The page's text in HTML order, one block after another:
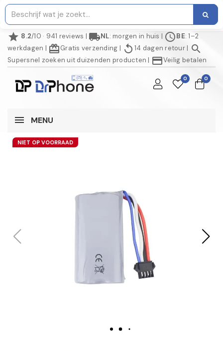
star 8.2/10 · 941 reviews | local_shippingNL: morgen in huis | scheduleBE: 1–2
werkdagen | redeemGratis verzending | replay 14 dagen retour| search
Supersnel zoeken uit duizenden producten | credit_cardVeilig betalen
0 0
MENU
NIET OP VOORRAAD